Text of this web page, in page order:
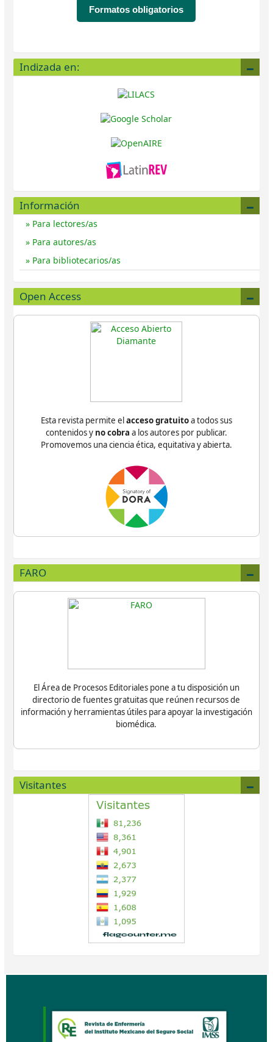
Formatos obligatorios
Indizada en:
Información
Para lectores/as
Para autores/as
Para bibliotecarios/as
Open Access
Esta revista permite elacceso gratuitoa todos sus
contenidos y no cobra a los autores por publicar.
Promovemos una ciencia ética, equitativa y abierta.
FARO
El Área de Procesos Editoriales pone a tu disposición un
directorio de fuentes gratuitas que reúnen recursos de
información y herramientas útiles para apoyar la investigación
biomédica.
Visitantes